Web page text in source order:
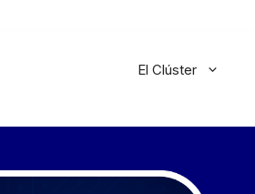
El Clúster